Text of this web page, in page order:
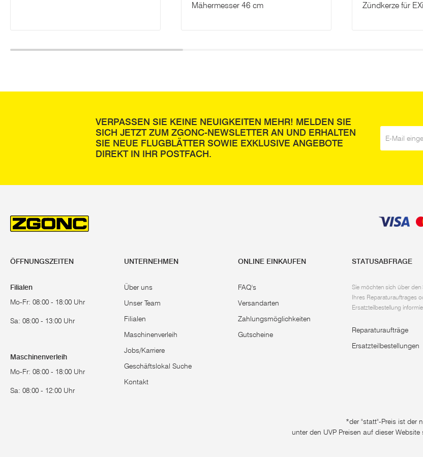
Mähermesser 46 cm
Zündkerze für
VERPASSEN SIE KEINE NEUIGKEITEN MEHR! MELDEN SIE
SICH JETZT ZUM ZGONC-NEWSLETTER AN UND ERHALTEN
SIE NEUE FLUGBLÄTTER SOWIE EXKLUSIVE ANGEBOTE
DIREKT IN IHR POSTFACH.
ÖFFNUNGSZEITEN
Filialen
Mo-Fr: 08:00 - 18:00 Uhr
Sa: 08:00 - 13:00 Uhr
Maschinenverleih
Mo-Fr: 08:00 - 18:00 Uhr
Sa: 08:00 - 12:00 Uhr
UNTERNEHMEN
Über uns
Unser Team
Filialen
Maschinenverleih
Jobs/Karriere
Geschäftslokal Suche
Kontakt
ONLINE EINKAUFEN
FAQ's
Versandarten
Zahlungsmöglichkeiten
Gutscheine
STATUSABFRAGE
Sie möchten sich über den
Ihres Reparaturauftrages
Ersatzteilbestellung
Reparaturaufträge
Ersatzteilbestellungen
*der "statt"-Preis ist der
unter den UVP Preisen auf dieser